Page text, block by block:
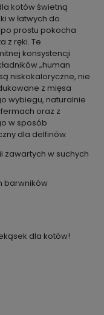
kotów świetną
w łatwych do
prostu pokocha
z ręki. Te
konsystencji
„human
niskokaloryczne, nie
z mięsa
wybiegu, naturalnie
oraz z
w sposób
dla delfinów.
zawartych w suchych
barwników
dla kotów!